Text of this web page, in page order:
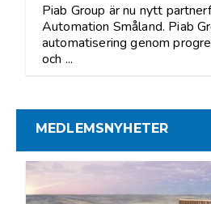
Piab Group är nu nytt
Automation Småland. Piab
automatisering genom
och ...
MEDLEMSNYHETER